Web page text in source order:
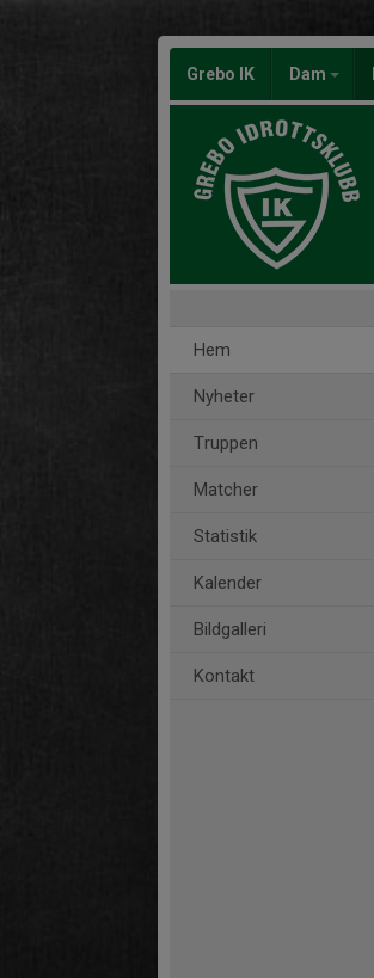
Grebo IK Dam
Hem
Nyheter
Truppen
Matcher
Statistik
Kalender
Bildgalleri
Kontakt